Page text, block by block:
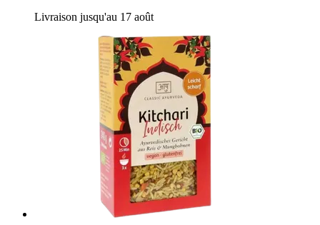
Livraison jusqu'au 17 août